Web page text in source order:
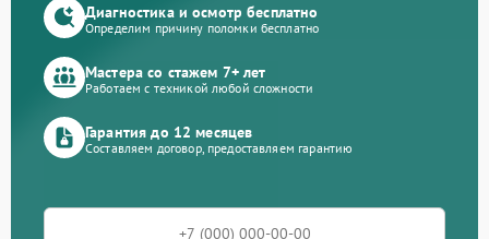
Диагностика и осмотр бесплатно
Определим причину поломки бесплатно
Мастера со стажем 7+ лет
Работаем с техникой любой сложности
Гарантия до 12 месяцев
Составляем договор, предоставляем гарантию